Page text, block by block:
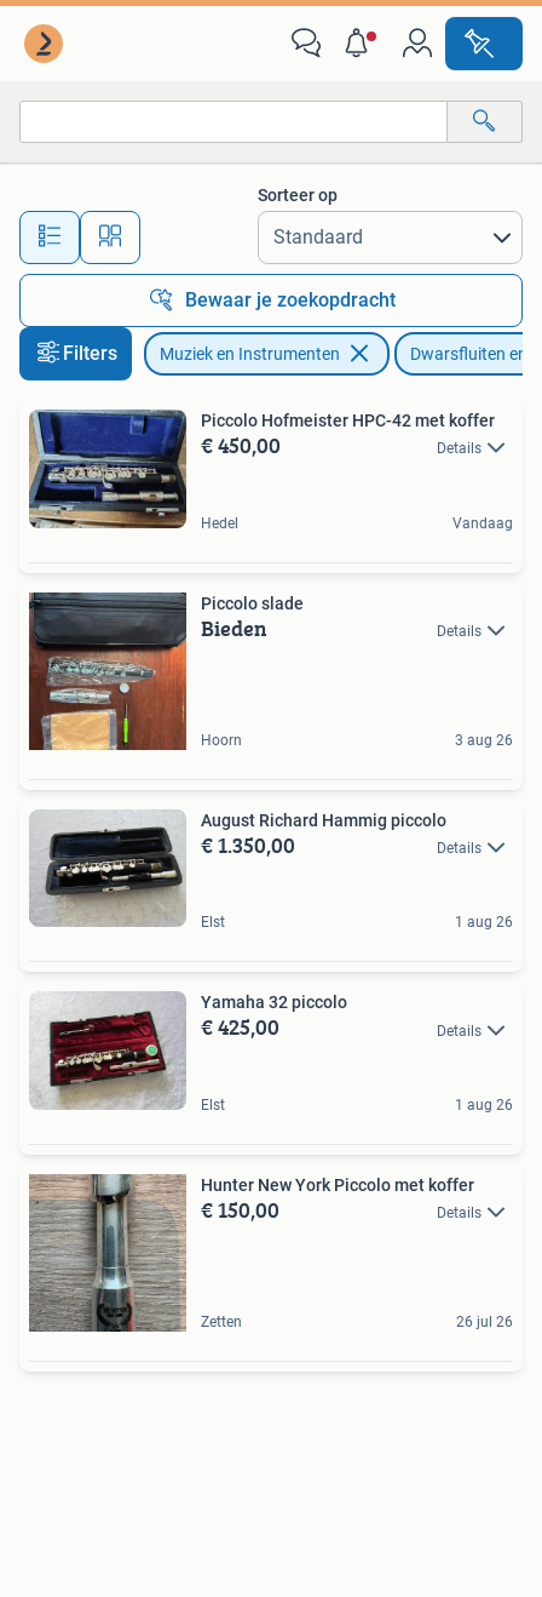
Alle afstanden…
Sorteer op
Bewaar je zoekopdracht
Filters Muziek en Instrumenten Dwarsfluiten en
Piccolo Hofmeister HPC-42 met koffer
€ 450,00 Details
Hedel Vandaag
Piccolo slade
Bieden Details
Hoorn 3 aug 26
August Richard Hammig piccolo
€ 1.350,00 Details
Elst 1 aug 26
Yamaha 32 piccolo
€ 425,00 Details
Elst 1 aug 26
Hunter New York Piccolo met koffer
€ 150,00 Details
Zetten 26 jul 26